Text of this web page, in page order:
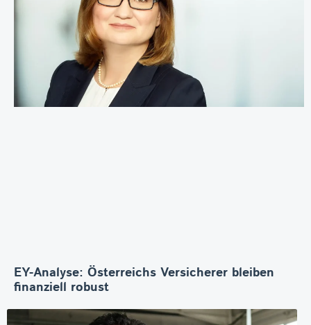
EY-Analyse: Österreichs Versicherer bleiben
finanziell robust